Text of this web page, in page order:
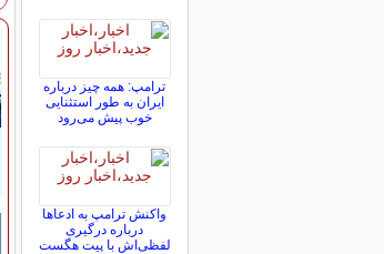
ترامپ: همه چیز درباره
ایران به طور استثنایی
خوب پیش می‌رود
واکنش ترامپ به ادعاها
درباره درگیری
لفظی‌اش با پیت هگست